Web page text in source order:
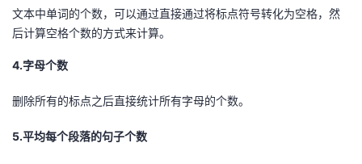
文本中单词的个数，可以通过直接通过将标点符号转化为空格，然
后计算空格个数的方式来计算。
4.字母个数
删除所有的标点之后直接统计所有字母的个数。
5.平均每个段落的句子个数